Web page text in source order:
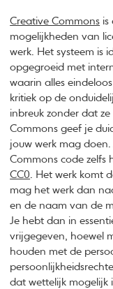
Creative Commons is
mogelijkheden van
werk. Het systeem is
opgegroeid met
waarin alles
kritiek op de
inbreuk zonder dat
Commons geef je
jouw werk mag
Commons code zelfs
CC0. Het werk komt
mag het werk dan
en de naam van de
Je hebt dan in
vrijgegeven, hoewel
houden met de
dat wettelijk mogelijk